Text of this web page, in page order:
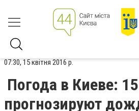
07:30, 15 квітня 2016 р.
Погода в Киеве:
прогнозируют